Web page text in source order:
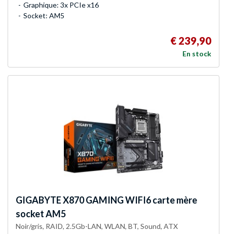
Graphique: 3x PCIe x16
Socket: AM5
€ 239,90
En stock
GIGABYTEX870 GAMING WIFI6 carte mère
socket AM5
Noir/gris, RAID, 2.5Gb-LAN, WLAN, BT, Sound, ATX